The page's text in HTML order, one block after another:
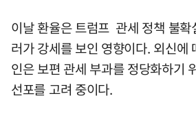
이날 환율은 트럼프 관세 정책 불확
러가 강세를 보인 영향이다. 외신에
인은 보편 관세 부과를 정당화하기
선포를 고려 중이다.